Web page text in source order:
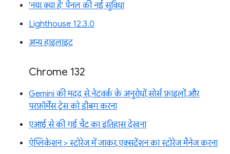
'नया क्या है' पैनल की नई सुविधा
Lighthouse 12.3.0
अन्य हाइलाइट
Chrome 132
Gemini की मदद से, नेटवर्क के अनुरोधों, सोर्स फ़ाइलों, और
परफ़ॉर्मेंस ट्रेस को डीबग करना
एआई से की गई चैट का इतिहास देखना
ऐप्लिकेशन > स्टोरेज में जाकर, एक्सटेंशन का स्टोरेज मैनेज करना